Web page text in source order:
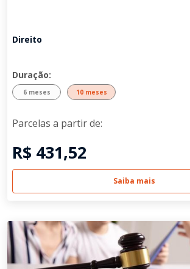
Direito
Duração:
6 meses 10 meses
Parcelas a partir de:
R$ 431,52
Saiba mais